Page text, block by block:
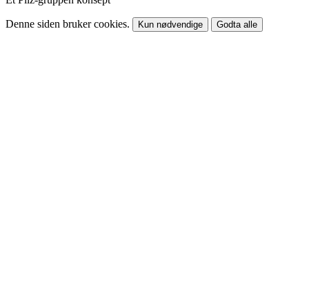
Denne siden bruker cookies. Kun nødvendige Godta alle